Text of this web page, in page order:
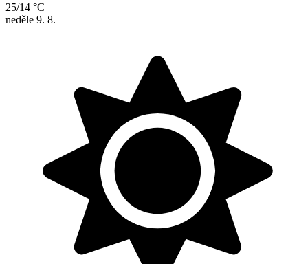
25/14 °C
neděle 9. 8.